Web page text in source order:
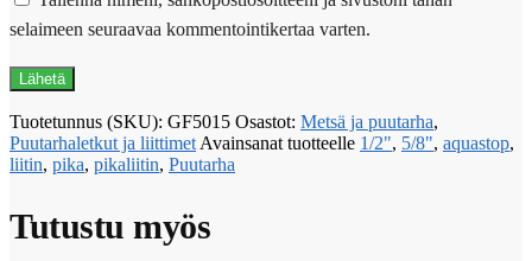
selaimeen seuraavaa kommentointikertaa varten.
Tuotetunnus (SKU): GF5015 Osastot: Metsä ja puutarha,
Puutarhaletkut ja liittimet Avainsanat tuotteelle 1/2", 5/8", aquastop,
liitin, pika, pikaliitin, Puutarha
Tutustu myös